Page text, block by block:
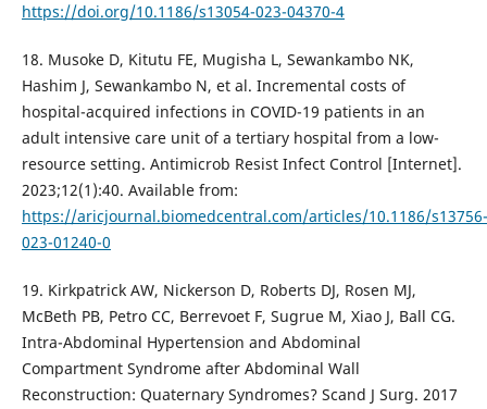
https://doi.org/10.1186/s13054-023-04370-4
18. Musoke D, Kitutu FE, Mugisha L, Sewankambo NK,
Hashim J, Sewankambo N, et al. Incremental costs of
hospital-acquired infections in COVID-19 patients in an
adult intensive care unit of a tertiary hospital from a low-
resource setting. Antimicrob Resist Infect Control [Internet].
2023;12(1):40. Available from:
https://aricjournal.biomedcentral.com/articles/10.1186/s13756-
023-01240-0
19. Kirkpatrick AW, Nickerson D, Roberts DJ, Rosen MJ,
McBeth PB, Petro CC, Berrevoet F, Sugrue M, Xiao J, Ball CG.
Intra-Abdominal Hypertension and Abdominal
Compartment Syndrome after Abdominal Wall
Reconstruction: Quaternary Syndromes? Scand J Surg. 2017